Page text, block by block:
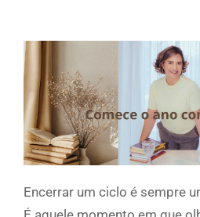
Encerrar um ciclo é sempre